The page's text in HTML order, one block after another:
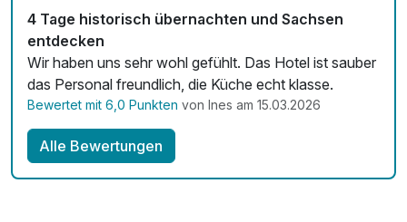
4 Tage historisch übernachten und Sachsen
entdecken
Wir haben uns sehr wohl gefühlt. Das Hotel ist sauber
das Personal freundlich, die Küche echt klasse.
Bewertet mit 6,0 Punkten von Ines am 15.03.2026
Alle Bewertungen